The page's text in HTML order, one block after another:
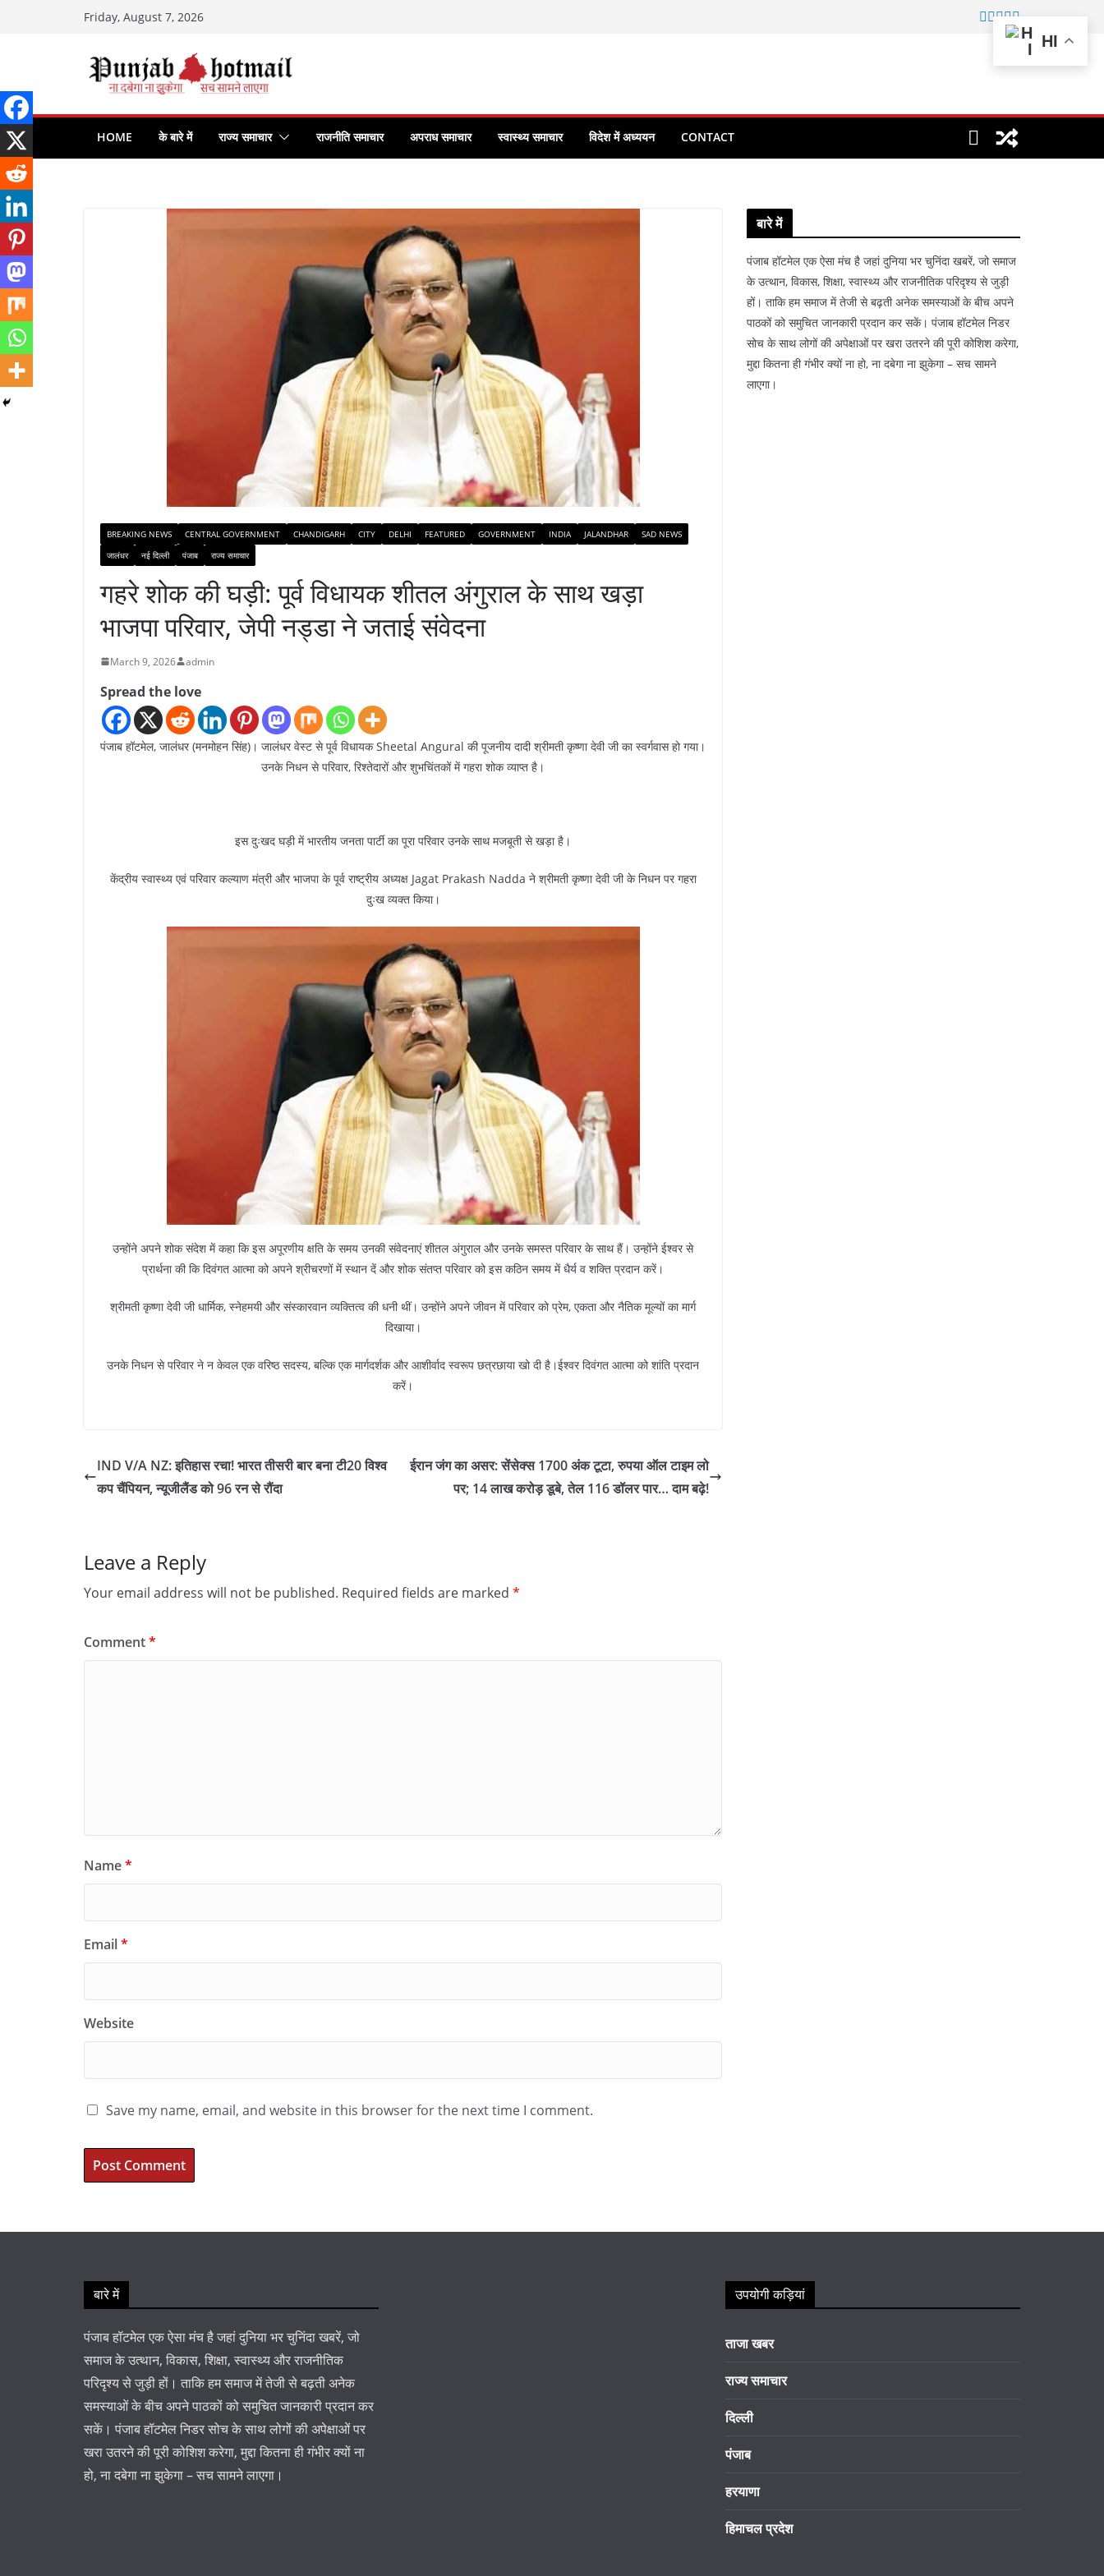
Friday, August 7, 2026
HOME के बारे में राज्य समाचार राजनीति समाचार अपराध समाचार स्वास्थ्य समाचार विदेश में अध्ययन CONTACT
BREAKING NEWS CENTRAL GOVERNMENT CHANDIGARH CITY DELHI FEATURED GOVERNMENT INDIA JALANDHAR
SAD NEWS
जालंधर
नई दिल्ली पंजाब राज्य समाचार
गहरे शोक की घड़ी: पूर्व विधायक शीतल अंगुराल के साथ खड़ा
भाजपा परिवार, जेपी नड्डा ने जताई संवेदना
March 9, 2026 admin
Spread the love
पंजाब हॉटमेल, जालंधर (मनमोहन सिंह)। जालंधर वेस्ट से पूर्व विधायक Sheetal Angural की पूजनीय दादी श्रीमती कृष्णा देवी जी का स्वर्गवास हो गया।
उनके निधन से परिवार, रिश्तेदारों और शुभचिंतकों में गहरा शोक व्याप्त है।
इस दुःखद घड़ी में भारतीय जनता पार्टी का पूरा परिवार उनके साथ मजबूती से खड़ा है।
केंद्रीय स्वास्थ्य एवं परिवार कल्याण मंत्री और भाजपा के पूर्व राष्ट्रीय अध्यक्ष Jagat Prakash Nadda ने श्रीमती कृष्णा देवी जी के निधन पर गहरा
दुःख व्यक्त किया।
उन्होंने अपने शोक संदेश में कहा कि इस अपूरणीय क्षति के समय उनकी संवेदनाएं शीतल अंगुराल और उनके समस्त परिवार के साथ हैं। उन्होंने ईश्वर से
प्रार्थना की कि दिवंगत आत्मा को अपने श्रीचरणों में स्थान दें और शोक संतप्त परिवार को इस कठिन समय में धैर्य व शक्ति प्रदान करें।
श्रीमती कृष्णा देवी जी धार्मिक, स्नेहमयी और संस्कारवान व्यक्तित्व की धनी थीं। उन्होंने अपने जीवन में परिवार को प्रेम, एकता और नैतिक मूल्यों का मार्ग
दिखाया।
उनके निधन से परिवार ने न केवल एक वरिष्ठ सदस्य, बल्कि एक मार्गदर्शक और आशीर्वाद स्वरूप छत्रछाया खो दी है।ईश्वर दिवंगत आत्मा को शांति प्रदान
करें।
IND V/A NZ: इतिहास रचा! भारत तीसरी बार बना टी20 विश्व
कप चैंपियन, न्यूजीलैंड को 96 रन से रौंदा
ईरान जंग का असर: सेंसेक्स 1700 अंक टूटा, रुपया ऑल टाइम लो
पर; 14 लाख करोड़ डूबे, तेल 116 डॉलर पार… दाम बढ़े!
Leave a Reply
Your email address will not be published. Required fields are marked *
Comment*
Name*
Email*
Website
Save my name, email, and website in this browser for the next time I comment.
बारे में
पंजाब हॉटमेल एक ऐसा मंच है जहां दुनिया भर चुनिंदा खबरें, जो समाज
के उत्थान, विकास, शिक्षा, स्वास्थ्य और राजनीतिक परिदृश्य से जुड़ी
हों। ताकि हम समाज में तेजी से बढ़ती अनेक समस्याओं के बीच अपने
पाठकों को समुचित जानकारी प्रदान कर सकें। पंजाब हॉटमेल निडर
सोच के साथ लोगों की अपेक्षाओं पर खरा उतरने की पूरी कोशिश करेगा,
मुद्दा कितना ही गंभीर क्यों ना हो, ना दबेगा ना झुकेगा – सच सामने
लाएगा।
बारे में
पंजाब हॉटमेल एक ऐसा मंच है जहां दुनिया भर चुनिंदा खबरें, जो
समाज के उत्थान, विकास, शिक्षा, स्वास्थ्य और राजनीतिक
परिदृश्य से जुड़ी हों। ताकि हम समाज में तेजी से बढ़ती अनेक
समस्याओं के बीच अपने पाठकों को समुचित जानकारी प्रदान कर
सकें। पंजाब हॉटमेल निडर सोच के साथ लोगों की अपेक्षाओं पर
खरा उतरने की पूरी कोशिश करेगा, मुद्दा कितना ही गंभीर क्यों ना
हो, ना दबेगा ना झुकेगा – सच सामने लाएगा।
उपयोगी कड़ियां
ताजा खबर
राज्य समाचार
दिल्ली
पंजाब
हरयाणा
हिमाचल प्रदेश
HI